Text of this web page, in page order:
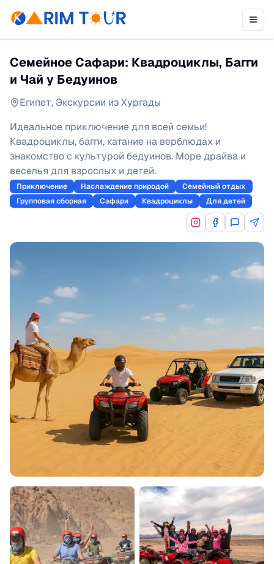
Семейное Сафари: Квадроциклы, Багги
и Чай у Бедуинов
Египет,Экскурсии из Хургады
Идеальное приключение для всей семьи!
Квадроциклы, багги, катание на верблюдах и
знакомство с культурой бедуинов. Море драйва и
веселья для взрослых и детей.
Приключение Наслаждение природой
Семейный отдых
Групповая сборная
Сафари Квадроциклы Для детей